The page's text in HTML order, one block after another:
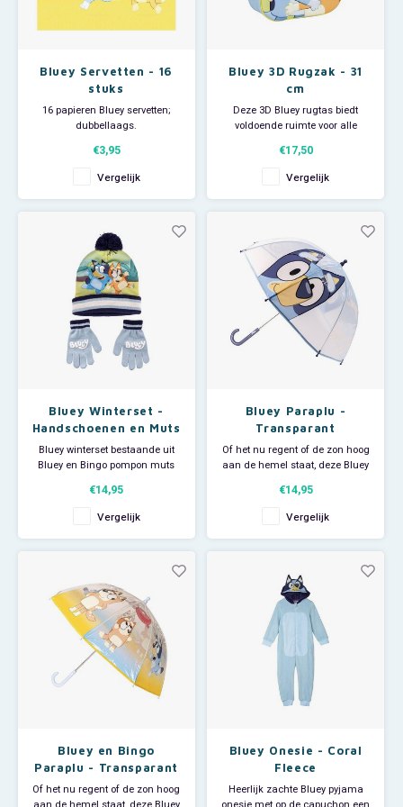
My Little Pony
Paw Patrol
Peppa Pig
Pokemon
Sonic the Hedgehog
Thomas de Trein
Toy Story
Bluey Servetten - 16
stuks
16 papieren Bluey servetten;
dubbellaags.
€3,95
Vergelijk
Bluey 3D Rugzak - 31
cm
Deze 3D Bluey rugtas biedt
voldoende ruimte voor alle
uit. Aan de zijkant van deze
Bluey rugzak bevindt zich een
handig opbergvak voor een
bidon of drinkfles. De
verstelbaar en dragen hierdoor
€17,50
Vergelijk
Bluey Winterset -
Handschoenen en Muts
Bluey winterset bestaande uit
Bluey en Bingo pompon muts
Materiaal: 50% acryl/50%
polyester.
€14,95
Vergelijk
Bluey Paraplu -
Transparant
Of het nu regent of de zon hoog
aan de hemel staat, deze Bluey
blikvanger. Middels het
aangenaaide band met
drukkertje wordt de paraplu heel
makkelijk samengevouwen en
€14,95
Vergelijk
Bluey en Bingo
Paraplu - Transparant
Of het nu regent of de zon hoog
Bluey Onesie - Coral
Fleece
Heerlijk zachte Bluey pyjama